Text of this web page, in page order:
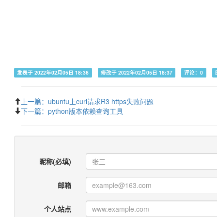
发表于 2022年02月05日 18:36 修改于 2022年02月05日 18:37 评论：0
上一篇：ubuntu上curl请求R3 https失败问题
下一篇：python版本依赖查询工具
昵称(必填)
邮箱
个人站点